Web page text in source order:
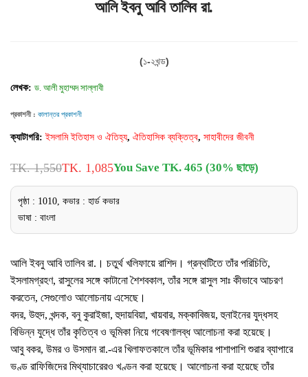
আলি ইবনু আবি তালিব রা.
(১-২খন্ড)
লেখক: ড. আলী মুহাম্মদ সাল্লাবী
প্রকাশনী : কালান্তর প্রকাশনী
ক্যাটাগরি: ইসলামি ইতিহাস ও ঐতিহ্য, ঐতিহাসিক ব্যক্তিত্ব, সাহাবীদের জীবনী
TK. 1,550TK. 1,085You Save TK. 465 (30% ছাড়ে)
পৃষ্ঠা : 1010, কভার : হার্ড কভার
ভাষা : বাংলা
আলি ইবনু আবি তালিব রা.। চতুর্থ খলিফায়ে রাশিদ। গ্রন্থটিতে তাঁর পরিচিতি,
ইসলামগ্রহণ, রাসুলের সঙ্গে কাটানো শৈশবকাল, তাঁর সঙ্গে রাসুল সাঃ কীভাবে আচরণ
করতেন, সেগুলোও আলোচনায় এসেছে।
বদর, উহুদ, খন্দক, বনু কুরাইজা, হুদায়বিয়া, খায়বার, মক্কাবিজয়, হুনাইনের যুদ্ধসহ
বিভিন্ন যুদ্ধে তাঁর কৃতিত্ব ও ভূমিকা নিয়ে গবেষণালব্ধ আলোচনা করা হয়েছে।
আবু বকর, উমর ও উসমান রা.-এর খিলাফতকালে তাঁর ভূমিকার পাশাপাশি শুরার ব্যাপারে
ভণ্ড রাফিজিদের মিথ্যাচারেরও খণ্ডন করা হয়েছে। আলোচনা করা হয়েছে তাঁর